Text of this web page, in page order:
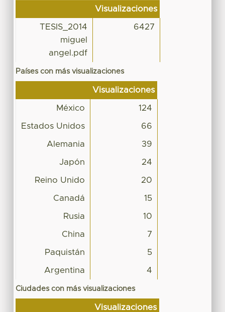
Visualizaciones
TESIS_2014
miguel
angel.pdf
6427
Países con más visualizaciones
Visualizaciones
México 124
Estados Unidos 66
Alemania 39
Japón 24
Reino Unido 20
Canadá 15
Rusia 10
China 7
Paquistán 5
Argentina 4
Ciudades con más visualizaciones
Visualizaciones